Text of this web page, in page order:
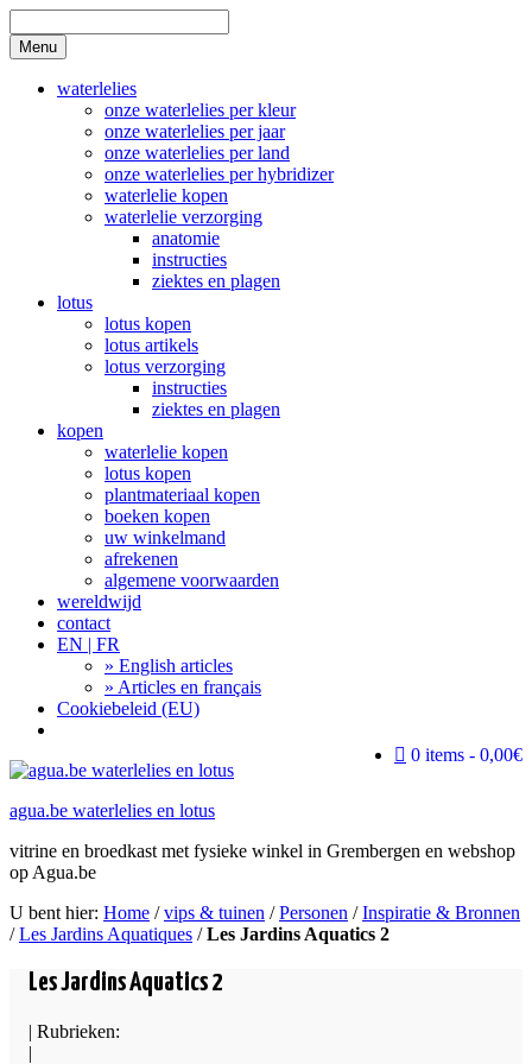
to
content
Search
Menu
waterlelies
onze waterlelies per kleur
onze waterlelies per jaar
onze waterlelies per land
onze waterlelies per hybridizer
waterlelie kopen
waterlelie verzorging
anatomie
instructies
ziektes en plagen
lotus
lotus kopen
lotus artikels
lotus verzorging
instructies
ziektes en plagen
kopen
waterlelie kopen
lotus kopen
plantmateriaal kopen
boeken kopen
uw winkelmand
afrekenen
algemene voorwaarden
wereldwijd
contact
EN | FR
» English articles
» Articles en français
Cookiebeleid (EU)
0 items
0,00€
agua.be waterlelies en lotus
vitrine en broedkast met fysieke winkel in Grembergen en webshop
op Agua.be
U bent hier: Home /vips & tuinen /Personen /Inspiratie & Bronnen
/Les Jardins Aquatiques /Les Jardins Aquatics 2
Les Jardins Aquatics 2
| Rubrieken:
|